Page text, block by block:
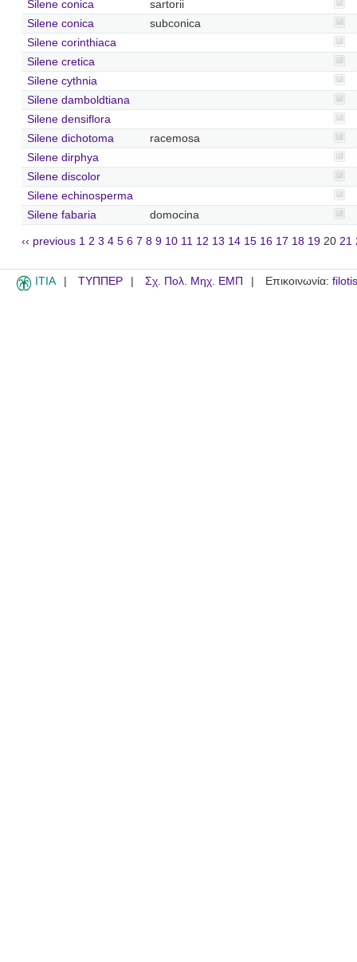
Silene conica
sartorii
Silene conica
subconica
Silene corinthiaca
Silene cretica
Silene cythnia
Silene damboldtiana
Silene densiflora
Silene dichotoma
racemosa
Silene dirphya
Silene discolor
Silene echinosperma
Silene fabaria
domocina
‹‹ previous 1 2 3 4 5 6 7 8 9 10 11 12 13 14 15 16 17 18 19 20 21
ITIA ΤΥΠΠΕΡ Σχ. Πολ. Μηχ. ΕΜΠ Επικοινωνία: